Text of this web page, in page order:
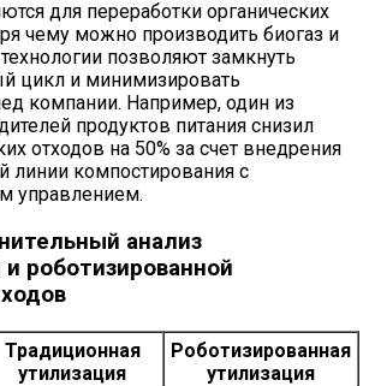
для переработки органических
чему можно производить биогаз и
позволяют замкнуть
цикл и минимизировать
компании. Например, один из
продуктов питания снизил
отходов на 50% за счет внедрения
линии компостирования с
управлением.
анализ
роботизированной
Традиционная
утилизация
Роботизированная
утилизация